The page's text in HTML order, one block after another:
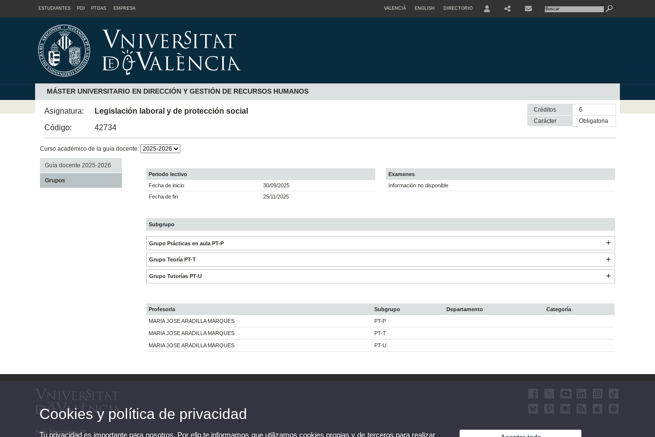
ESTUDIANTES PDI PTGAS EMPRESA VALENCIÀ ENGLISH DIRECTORIO
MÁSTER UNIVERSITARIO EN DIRECCIÓN Y GESTIÓN DE RECURSOS HUMANOS
Asignatura:
Legislación laboral y de protección social
Código:
42734
Créditos
6
Carácter
obligatoria
Curso académico de la guía docente:
Guía docente 2025-2026
Grupos
Periodo lectivo
Fecha de inicio
30/09/2025
Fecha de fin
25/11/2025
Examenes
Información no disponible
Subgrupo
Grupo Prácticas en aula PT-P
Grupo Teoría PT-T
Grupo Tutorías PT-U
Profesor/a Subgrupo Departamento
Categoría
MARIA JOSE ARADILLA MARQUES
PT-P
MARIA JOSE ARADILLA MARQUES PT-T
MARIA JOSE ARADILLA MARQUES PT-U
Sede Electrónica UV
Cookies y política de privacidad
Tu privacidad es importante para nosotros. Por ello te informamos que utilizamos cookies propias y de terceros para realizar